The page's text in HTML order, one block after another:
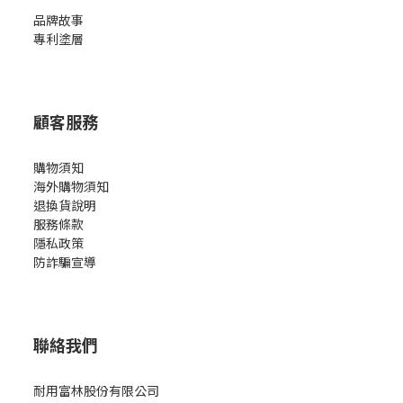
品牌故事
專利塗層
顧客服務
購物須知
海外購物須知
退換貨說明
服務條款
隱私政策
防詐騙宣導
聯絡我們
耐用富林股份有限公司